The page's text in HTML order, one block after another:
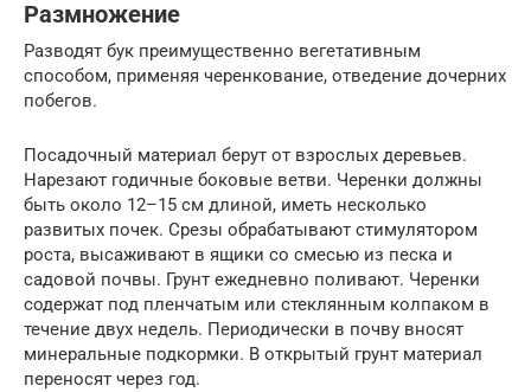
Размножение
Разводят бук преимущественно вегетативным
способом, применяя черенкование, отведение дочерних
побегов.
Посадочный материал берут от взрослых деревьев.
Нарезают годичные боковые ветви. Черенки должны
быть около 12–15 см длиной, иметь несколько
развитых почек. Срезы обрабатывают стимулятором
роста, высаживают в ящики со смесью из песка и
садовой почвы. Грунт ежедневно поливают. Черенки
содержат под пленчатым или стеклянным колпаком в
течение двух недель. Периодически в почву вносят
минеральные подкормки. В открытый грунт материал
переносят через год.